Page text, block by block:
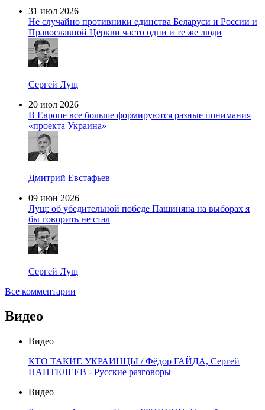
31 июл 2026
Не случайно противники единства Беларуси и России и
Православной Церкви часто одни и те же люди
Сергей Лущ
20 июл 2026
В Европе все больше формируются разные понимания
«проекта Украина»
Дмитрий Евстафьев
09 июн 2026
Лущ: об убедительной победе Пашиняна на выборах я
бы говорить не стал
Сергей Лущ
Все комментарии
Видео
Видео
КТО ТАКИЕ УКРАИНЦЫ / Фёдор ГАЙДА, Сергей
ПАНТЕЛЕЕВ - Русские разговоры
Видео